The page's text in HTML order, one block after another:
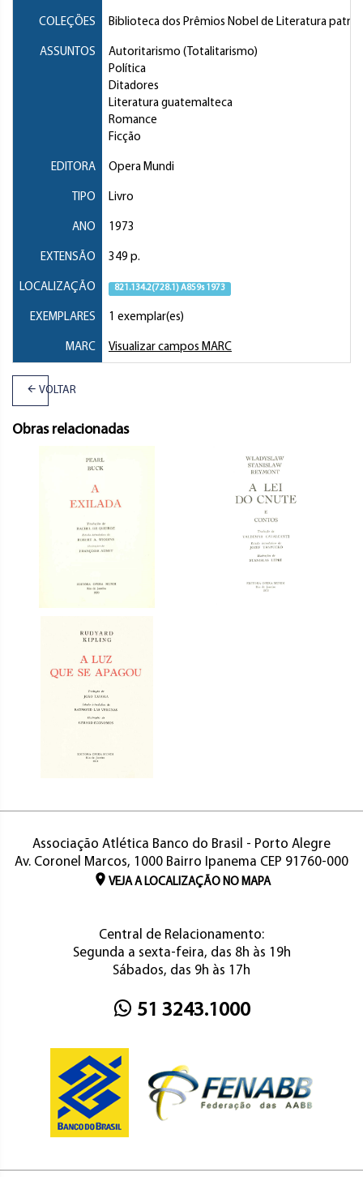
COLEÇÕES Biblioteca dos Prêmios Nobel de Literatura
ASSUNTOS
Autoritarismo (Totalitarismo)
Política
Ditadores
Literatura guatemalteca
Romance
Ficção
EDITORA Opera Mundi
TIPO Livro
ANO 1973
EXTENSÃO 349 p.
LOCALIZAÇÃO 821.134.2(728.1) A859s 1973
EXEMPLARES 1 exemplar(es)
MARC Visualizar campos MARC
VOLTAR
Obras relacionadas
Associação Atlética Banco do Brasil - Porto Alegre
Av. Coronel Marcos, 1000 Bairro Ipanema CEP 91760-000
VEJA A LOCALIZAÇÃO NO MAPA
Central de Relacionamento:
Segunda a sexta-feira, das 8h às 19h
Sábados, das 9h às 17h
51 3243.1000